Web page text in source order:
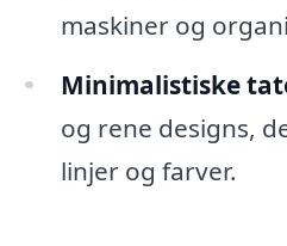
maskiner og
Minimalistiske
og rene designs,
linjer og farver.